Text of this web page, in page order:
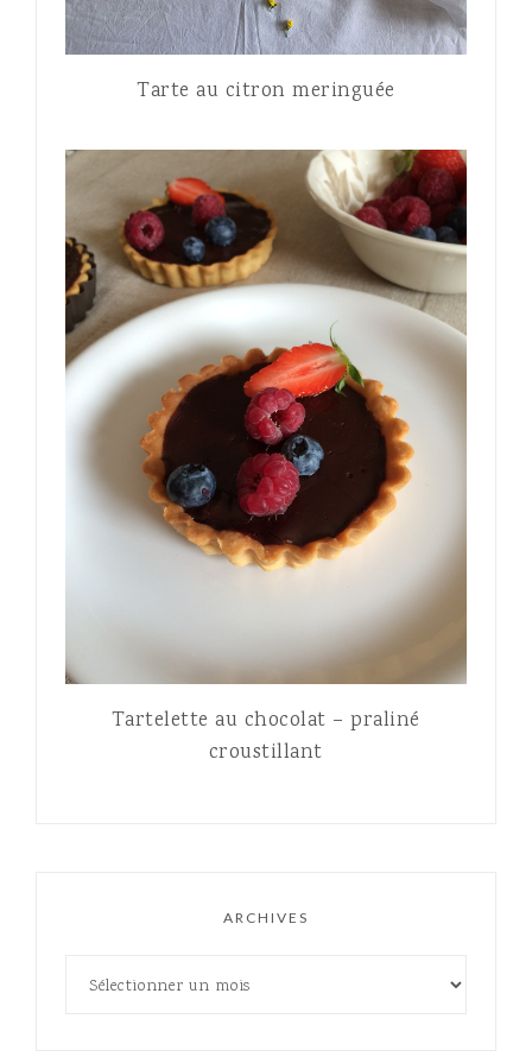
Tarte au citron meringuée
Tartelette au chocolat – praliné
croustillant
ARCHIVES